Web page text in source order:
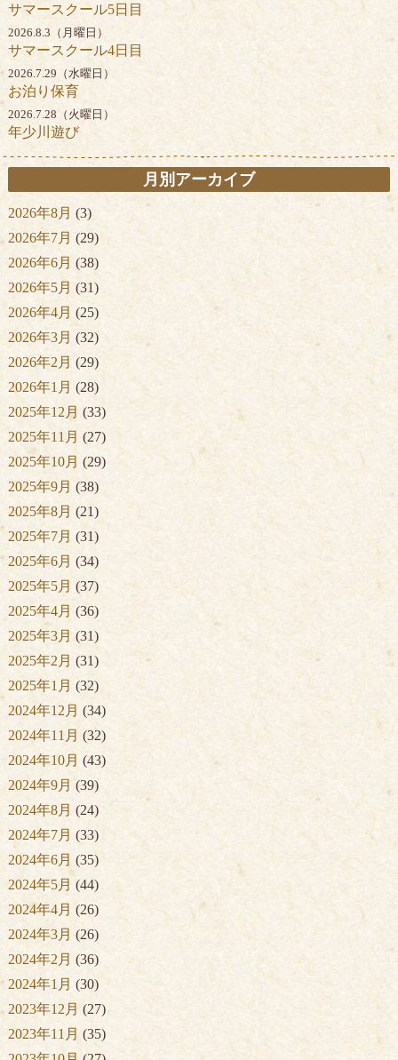
サマースクール5日目
2026.8.3（月曜日）
サマースクール4日目
2026.7.29（水曜日）
お泊り保育
2026.7.28（火曜日）
年少川遊び
月別アーカイブ
2026年8月 (3)
2026年7月 (29)
2026年6月 (38)
2026年5月 (31)
2026年4月 (25)
2026年3月 (32)
2026年2月 (29)
2026年1月 (28)
2025年12月 (33)
2025年11月 (27)
2025年10月 (29)
2025年9月 (38)
2025年8月 (21)
2025年7月 (31)
2025年6月 (34)
2025年5月 (37)
2025年4月 (36)
2025年3月 (31)
2025年2月 (31)
2025年1月 (32)
2024年12月 (34)
2024年11月 (32)
2024年10月 (43)
2024年9月 (39)
2024年8月 (24)
2024年7月 (33)
2024年6月 (35)
2024年5月 (44)
2024年4月 (26)
2024年3月 (26)
2024年2月 (36)
2024年1月 (30)
2023年12月 (27)
2023年11月 (35)